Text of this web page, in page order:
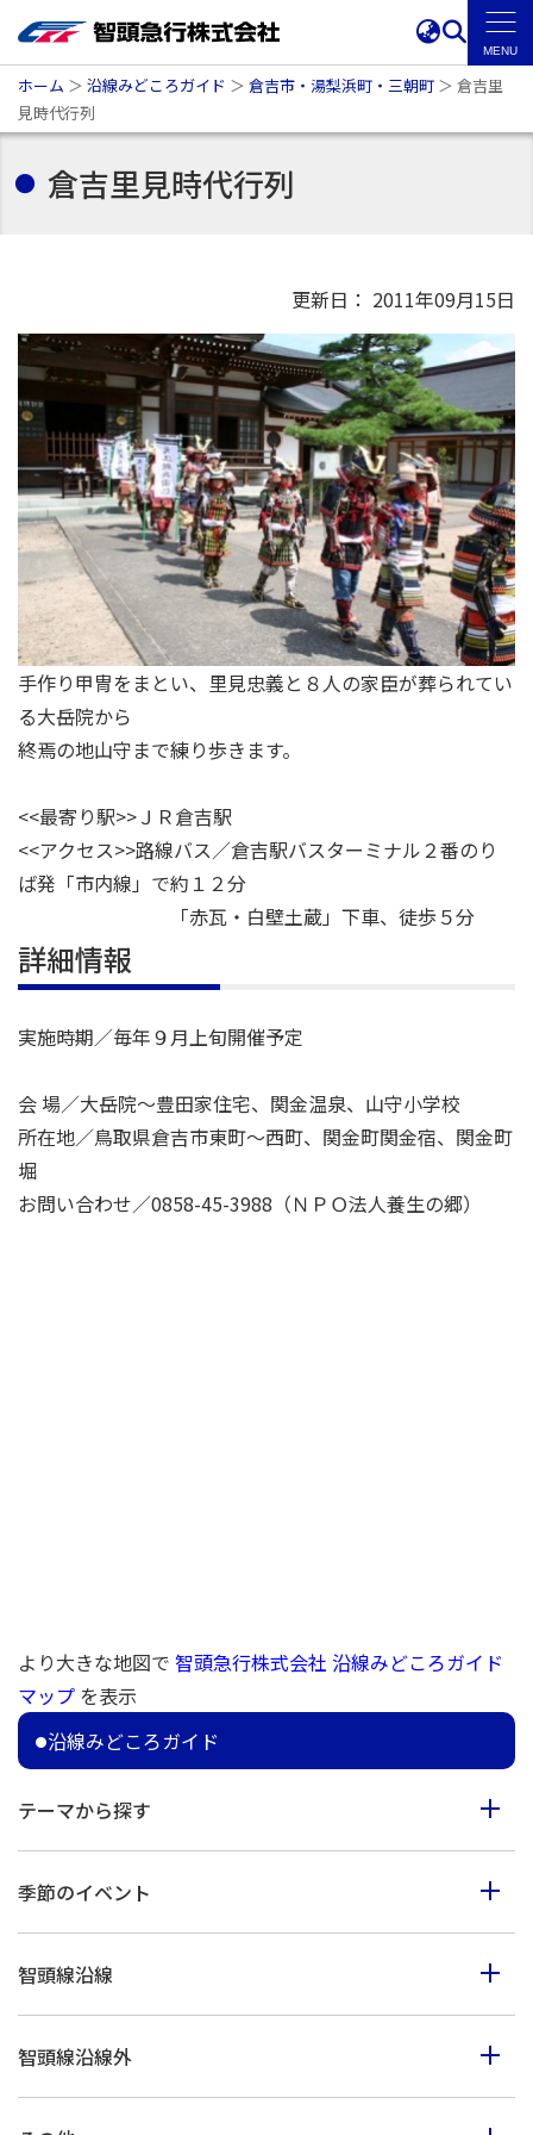
ホーム ＞ 沿線みどころガイド ＞ 倉吉市・湯梨浜町・三朝町 ＞ 倉吉里
見時代行列
倉吉里見時代行列
更新日： 2011年09月15日
手作り甲冑をまとい、里見忠義と８人の家臣が葬られてい
る大岳院から
終焉の地山守まで練り歩きます。
<<最寄り駅>>ＪＲ倉吉駅
<<アクセス>>路線バス／倉吉駅バスターミナル２番のり
ば発「市内線」で約１２分
「赤瓦・白壁土蔵」下車、徒歩５分
詳細情報
実施時期／毎年９月上旬開催予定
会 場／大岳院～豊田家住宅、関金温泉、山守小学校
所在地／鳥取県倉吉市東町～西町、関金町関金宿、関金町
堀
お問い合わせ／0858-45-3988（ＮＰＯ法人養生の郷）
より大きな地図で 智頭急行株式会社 沿線みどころガイド
マップ を表示
沿線みどころガイド
テーマから探す
歩く
買う
季節のイベント
秋のイベント
智頭線沿線
美作市
智頭線沿線外